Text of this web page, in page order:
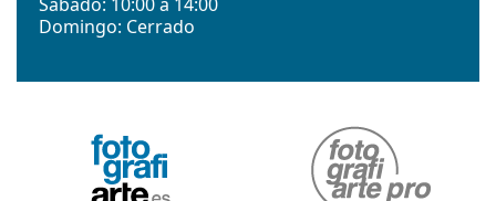
Domingo: Cerrado